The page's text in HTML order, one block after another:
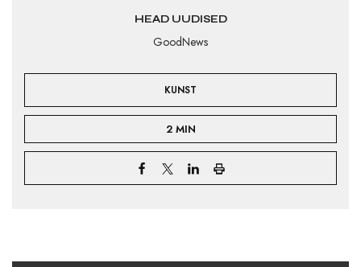
HEAD UUDISED
GoodNews
KUNST
2 MIN